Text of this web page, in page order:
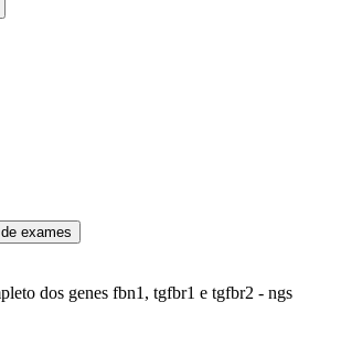
exames
dos genes fbn1, tgfbr1 e tgfbr2 - ngs